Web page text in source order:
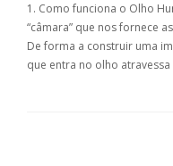
1. Como funciona o Olho
“câmara” que nos fornece
De forma a construir uma
que entra no olho atravessa